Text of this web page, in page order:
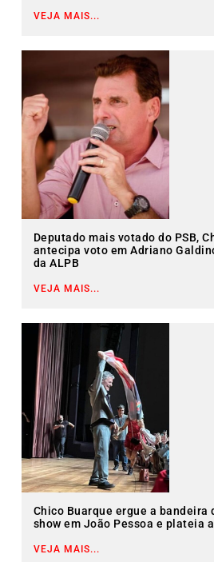
VEJA MAIS...
Deputado mais votado do PSB,
antecipa voto em Adriano
da ALPB
VEJA MAIS...
Chico Buarque ergue a bandeira
show em João Pessoa e plateia
VEJA MAIS...